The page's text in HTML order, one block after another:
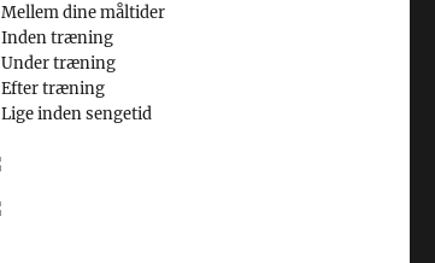
Mellem dine måltider
Inden træning
Under træning
Efter træning
Lige inden sengetid